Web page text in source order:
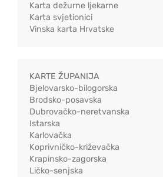
Karta dežurne ljekarne
Karta svjetionici
Vinska karta Hrvatske
KARTE ŽUPANIJA
Bjelovarsko-bilogorska
Brodsko-posavska
Dubrovačko-neretvanska
Istarska
Karlovačka
Koprivničko-križevačka
Krapinsko-zagorska
Ličko-senjska